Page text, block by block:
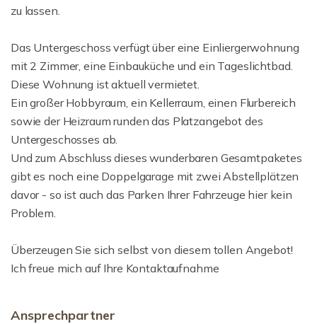
zu lassen.
Das Untergeschoss verfügt über eine Einliergerwohnung
mit 2 Zimmer, eine Einbauküche und ein Tageslichtbad.
Diese Wohnung ist aktuell vermietet.
Ein großer Hobbyraum, ein Kellerraum, einen Flurbereich
sowie der Heizraum runden das Platzangebot des
Untergeschosses ab.
Und zum Abschluss dieses wunderbaren Gesamtpaketes
gibt es noch eine Doppelgarage mit zwei Abstellplätzen
davor - so ist auch das Parken Ihrer Fahrzeuge hier kein
Problem.
Überzeugen Sie sich selbst von diesem tollen Angebot!
Ich freue mich auf Ihre Kontaktaufnahme
Ansprechpartner